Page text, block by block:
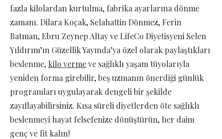
fazla kilolardan kurtulma, fabrika ayarlarına dönme
zamanı. Dilara Koçak, Selahattin Dönmez, Ferin
Batman, Ebru Zeynep Altay ve LifeCo Diyetisyeni Selen
Yıldırım’ın Güzellik Yayında’ya özel olarak paylaştıkları
beslenme, kilo vermeve sağlıklı yaşam tüyolarıyla
yeniden forma girebilir, beş uzmanın önerdiği günlük
programları uygulayarak dengeli bir şekilde
zayıflayabilirsiniz. Kısa süreli diyetlerden öte sağlıklı
beslenmeyi hayat felsefenize dönüştürün, her daim
genç ve fit kalın!